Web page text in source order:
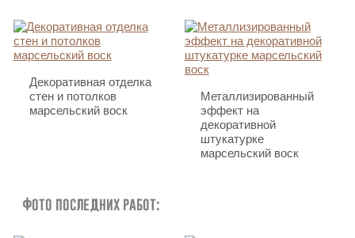
Декоративная отделка
стен и потолков
марсельский воск
Металлизированный
эффект на
декоративной
штукатурке
марсельский воск
Фото последних работ: